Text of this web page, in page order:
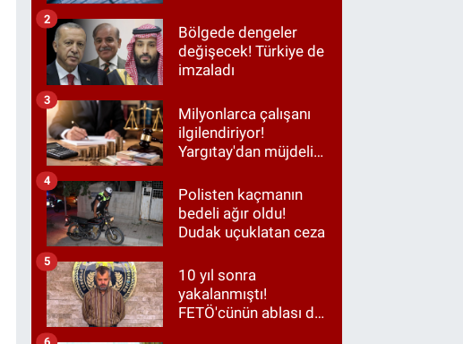
Bölgede dengeler
değişecek! Türkiye de
imzaladı
2
Milyonlarca çalışanı
ilgilendiriyor!
Yargıtay'dan müjdeli
3
Polisten kaçmanın
bedeli ağır oldu!
Dudak uçuklatan ceza
4
10 yıl sonra
yakalanmıştı!
FETÖ'cünün ablası da
5